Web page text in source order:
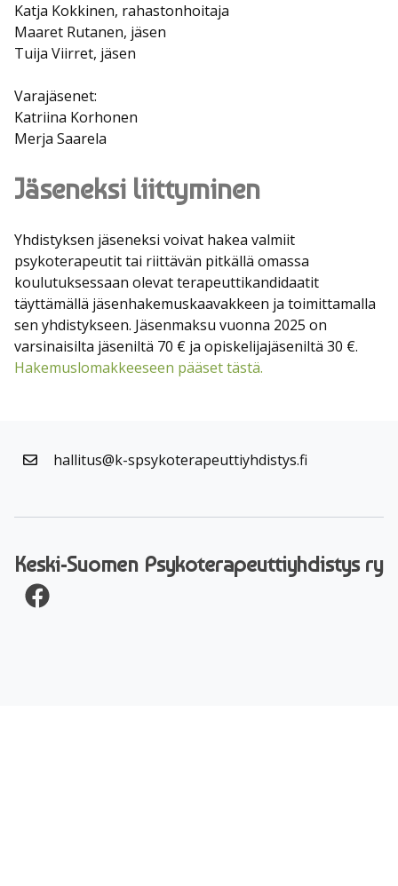
Katja Kokkinen, rahastonhoitaja
Maaret Rutanen, jäsen
Tuija Viirret, jäsen
Varajäsenet:
Katriina Korhonen
Merja Saarela
Jäseneksi liittyminen
Yhdistyksen jäseneksi voivat hakea valmiit
psykoterapeutit tai riittävän pitkällä omassa
koulutuksessaan olevat terapeuttikandidaatit
täyttämällä jäsenhakemuskaavakkeen ja toimittamalla
sen yhdistykseen. Jäsenmaksu vuonna 2025 on
varsinaisilta jäseniltä 70 € ja opiskelijajäseniltä 30 €.
Hakemuslomakkeeseen pääset tästä.
hallitus@k-spsykoterapeuttiyhdistys.fi
Keski-Suomen Psyko­terapeutti­yhdistys ry
Facebook